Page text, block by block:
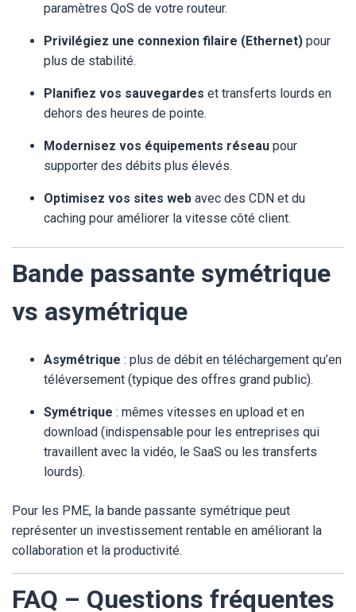
paramètres QoS de votre routeur.
Privilégiez une connexion filaire (Ethernet) pour
plus de stabilité.
Planifiez vos sauvegardes et transferts lourds en
dehors des heures de pointe.
Modernisez vos équipements réseau pour
supporter des débits plus élevés.
Optimisez vos sites web avec des CDN et du
caching pour améliorer la vitesse côté client.
Bande passante symétrique
vs asymétrique
Asymétrique : plus de débit en téléchargement qu’en
téléversement (typique des offres grand public).
Symétrique : mêmes vitesses en upload et en
download (indispensable pour les entreprises qui
travaillent avec la vidéo, le SaaS ou les transferts
lourds).
Pour les PME, la bande passante symétrique peut
représenter un investissement rentable en améliorant la
collaboration et la productivité.
FAQ – Questions fréquentes